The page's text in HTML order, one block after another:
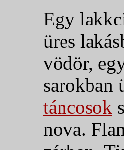
Egy
üres
vödör,
sarokban
táncosok
nova.